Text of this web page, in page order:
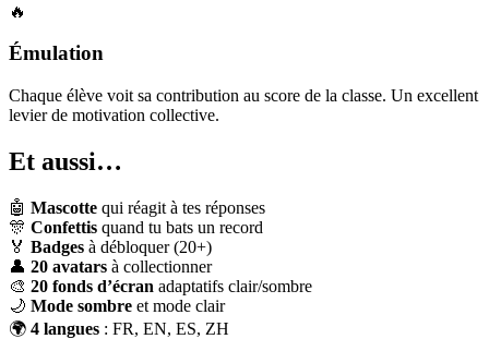
🔥
Émulation
Chaque élève voit sa contribution au score de la classe. Un excellent
levier de motivation collective.
Et aussi…
🤖 Mascotte qui réagit à tes réponses
🎊 Confettis quand tu bats un record
🏅 Badges à débloquer (20+)
👤 20 avatars à collectionner
🎨 20 fonds d’écran adaptatifs clair/sombre
🌙 Mode sombre et mode clair
🌍 4 langues : FR, EN, ES, ZH